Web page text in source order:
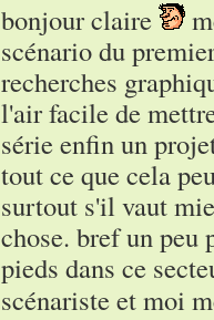
bonjour claire
scénario du
recherches
l'air facile de
série enfin un
tout ce que cela
surtout s'il vaut
chose. bref un peu
pieds dans ce
scénariste et moi